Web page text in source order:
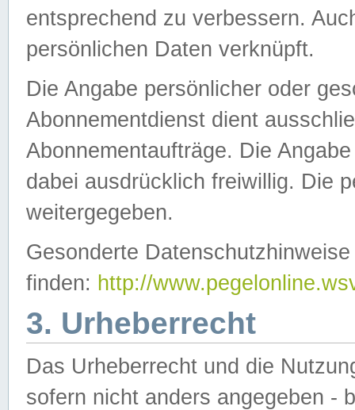
entsprechend zu verbessern.
persönlichen Daten verknüpft.
Die Angabe persönlicher oder
Abonnementdienst dient
Abonnementaufträge. Die
dabei ausdrücklich freiwillig. Die
weitergegeben.
Gesonderte
finden: http://
3. Urheberrecht
Das Urheberrecht und die
sofern nicht anders angegeben -